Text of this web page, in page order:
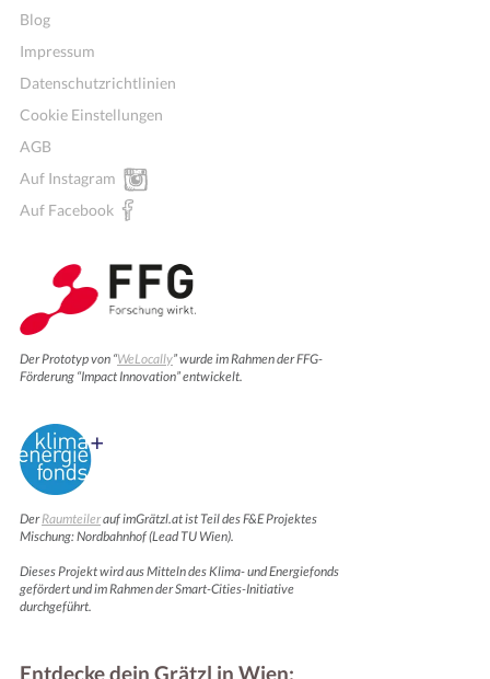
Blog
Impressum
Datenschutzrichtlinien
Cookie Einstellungen
AGB
Auf Instagram
Auf Facebook
Der Prototyp von “WeLocally” wurde im Rahmen der FFG-
Förderung “Impact Innovation” entwickelt.
DerRaumteilerauf imGrätzl.at ist Teil des F&E Projektes
Mischung: Nordbahnhof (Lead TU Wien).
Dieses Projekt wird aus Mitteln des Klima- und Energiefonds
gefördert und im Rahmen der Smart-Cities-Initiative
durchgeführt.
Entdecke dein Grätzl in Wien: